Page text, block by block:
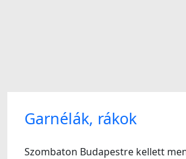
Garnélák, rákok
Szombaton Budapestre kellett